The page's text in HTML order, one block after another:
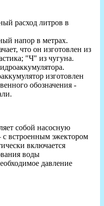
расход литров в
напор в метрах.
что он изготовлен из
"Ч" из чугуна.
изготовлен
обозначения -
собой насосную
встроенным эжектором
включается
воды
давление